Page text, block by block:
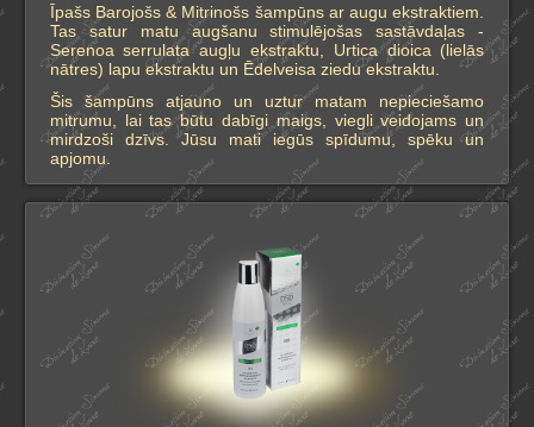
Īpašs Barojošs & Mitrinošs šampūns ar augu ekstraktiem.
Tas satur matu augšanu stimulējošas sastāvdaļas -
Serenoa serrulata augļu ekstraktu, Urtica dioica (lielās
nātres) lapu ekstraktu un Ēdelveisa ziedu ekstraktu.
Šis šampūns atjauno un uztur matam nepieciešamo
mitrumu, lai tas būtu dabīgi maigs, viegli veidojams un
mirdzoši dzīvs. Jūsu mati iegūs spīdumu, spēku un
apjomu.